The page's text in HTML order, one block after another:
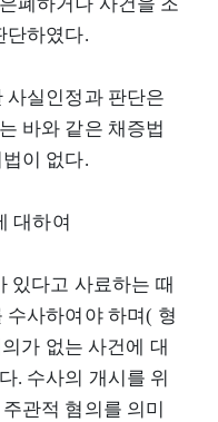
단하였다.
사실인정과 판단은
바와 같은 채증법
이 없다.
대하여
있다고 사료하는 때
수사하여야 하며( 형
가 없는 사건에 대
. 수사의 개시를 위
관적 혐의를 의미